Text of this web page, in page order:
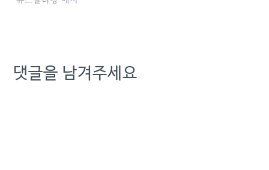
10:02:00
댓글을 남겨주세요